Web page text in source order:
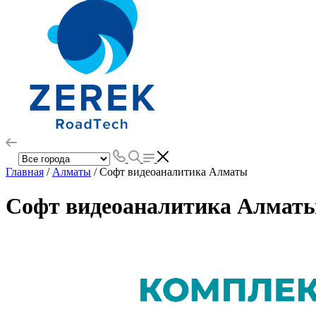
Главная / Алматы / Софт видеоаналитика Алматы
Софт видеоаналитика